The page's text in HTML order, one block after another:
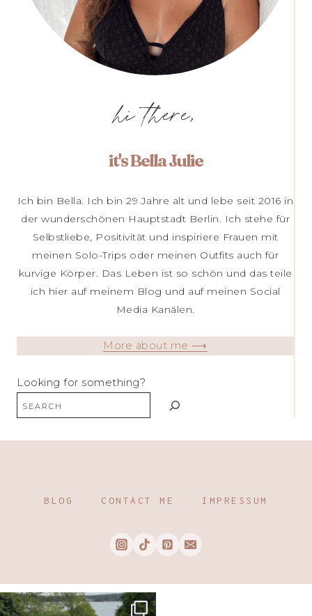
hi there,
it's Bella Julie
Ich bin Bella. Ich bin 29 Jahre alt und lebe seit 2016 in
der wunderschönen Hauptstadt Berlin. Ich stehe für
Selbstliebe, Positivität und inspiriere Frauen mit
meinen Solo-Trips oder meinen Outfits auch für
kurvige Körper. Das Leben ist so schön und das teile
ich hier auf meinem Blog und auf meinen Social
Media Kanälen.
More about me ⟶
Looking for something?
BLOG CONTACT ME IMPRESSUM